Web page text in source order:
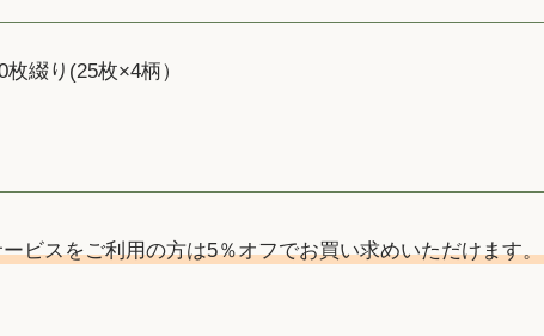
綴り(25枚×4柄）
ビスをご利用の方は5％オフでお買い求めいただけます。